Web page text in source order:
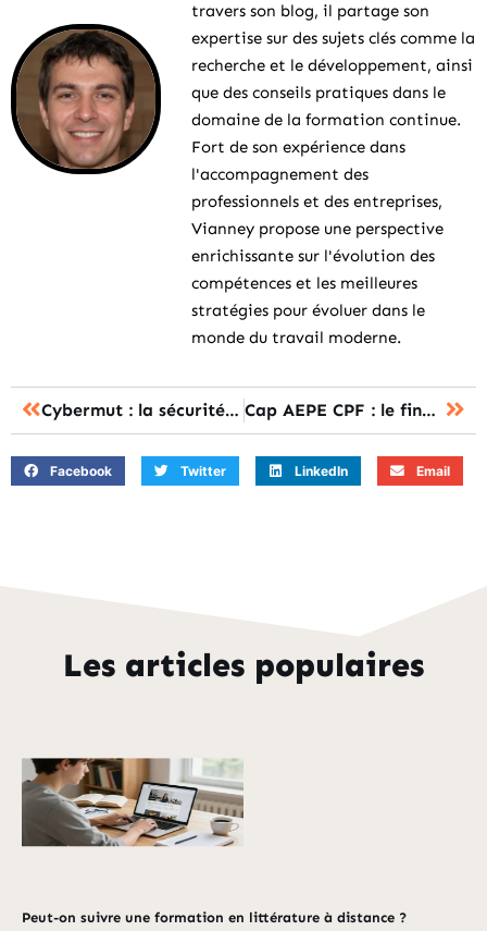
travers son blog, il partage son
expertise sur des sujets clés comme la
recherche et le développement, ainsi
que des conseils pratiques dans le
domaine de la formation continue.
Fort de son expérience dans
l'accompagnement des
professionnels et des entreprises,
Vianney propose une perspective
enrichissante sur l'évolution des
compétences et les meilleures
stratégies pour évoluer dans le
monde du travail moderne.
Cybermut : la sécurité des paiements en ligne, comment l’évaluer rapidement ? Cap AEPE CPF : le financement total de la formation est-il possible ?
Facebook Twitter LinkedIn Email
Les articles populaires
Peut-on suivre une formation en littérature à distance ?